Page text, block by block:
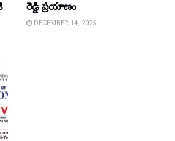
రెడ్డి ప్రయాణం
DECEMBER 14, 2025